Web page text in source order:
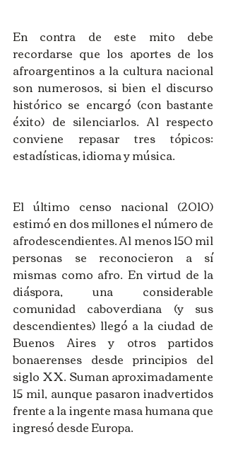
En contra de este mito debe
recordarse que los aportes de los
afroargentinos a la cultura nacional
son numerosos, si bien el discurso
histórico se encargó (con bastante
éxito) de silenciarlos. Al respecto
conviene repasar tres tópicos:
estadísticas, idioma y música.
El último censo nacional (2010)
estimó en dos millones el número de
afrodescendientes. Al menos 150 mil
personas se reconocieron a sí
mismas como afro. En virtud de la
diáspora, una considerable
comunidad caboverdiana (y sus
descendientes) llegó a la ciudad de
Buenos Aires y otros partidos
bonaerenses desde principios del
siglo XX. Suman aproximadamente
15 mil, aunque pasaron inadvertidos
frente a la ingente masa humana que
ingresó desde Europa.